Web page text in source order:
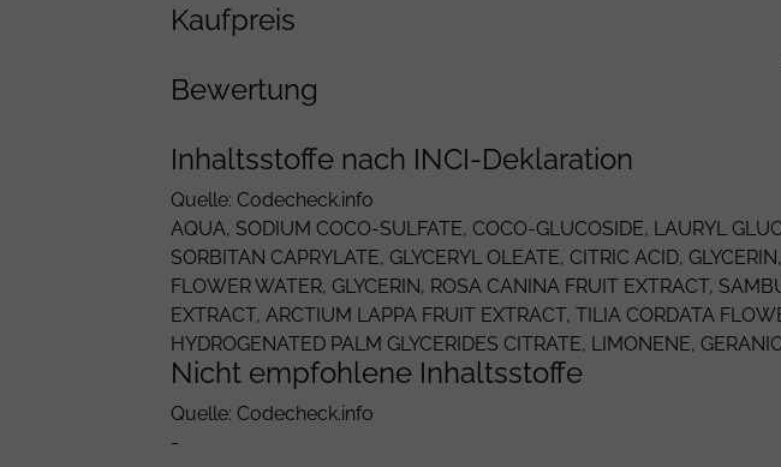
Kaufpreis
Bewertung
Inhaltsstoffe nach INCI-Deklaration
Quelle: Codecheck.info
AQUA, SODIUM COCO-SULFATE, COCO-GLUCOSIDE, LAURYL
SORBITAN CAPRYLATE, GLYCERYL OLEATE, CITRIC ACID, GLYCERIN,
FLOWER WATER, GLYCERIN, ROSA CANINA FRUIT EXTRACT,
EXTRACT, ARCTIUM LAPPA FRUIT EXTRACT, TILIA CORDATA
HYDROGENATED PALM GLYCERIDES CITRATE, LIMONENE,
Nicht empfohlene Inhaltsstoffe
Quelle: Codecheck.info
-